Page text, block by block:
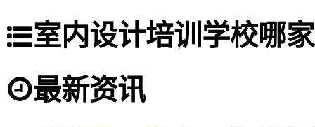
室内设计培训学校哪
最新资讯